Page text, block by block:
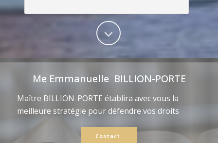
Me Emmanuelle BILLION-PORTE
Maître BILLION-PORTE établira avec vous la
meilleure stratégie pour défendre vos droits
Contact